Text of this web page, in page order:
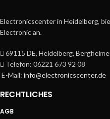
Electronicscenter in Heidelberg,
Electronic an.
69115 DE, Heidelberg,
Telefon: 06221 673 92 08
E-Mail:info@electronicscenter.de
RECHTLICHES
AGB